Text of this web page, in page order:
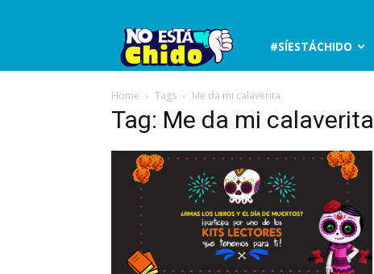
No
está
#SÍESTÁCHIDO
Home Tags Me da mi calaverita
Tag: Me da mi calaverita